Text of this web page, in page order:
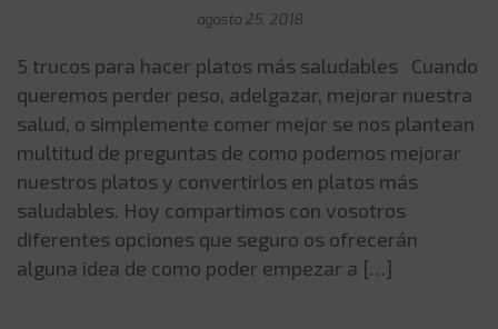
agosto 25, 2018
5 trucos para hacer platos más saludables Cuando
queremos perder peso, adelgazar, mejorar nuestra
salud, o simplemente comer mejor se nos plantean
multitud de preguntas de como podemos mejorar
nuestros platos y convertirlos en platos más
saludables. Hoy compartimos con vosotros
diferentes opciones que seguro os ofrecerán
alguna idea de como poder empezar a […]